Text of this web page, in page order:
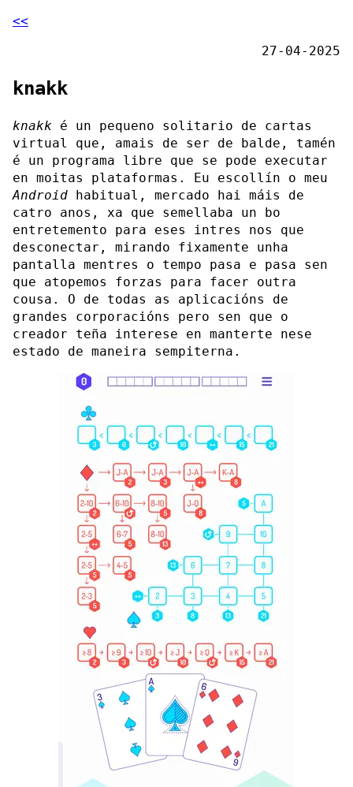
<<
27-04-2025
knakk
knakk é un pequeno solitario de cartas
virtual que, amais de ser de balde, tamén
é un programa libre que se pode executar
en moitas plataformas. Eu escollín o meu
Android habitual, mercado hai máis de
catro anos, xa que semellaba un bo
entretemento para eses intres nos que
desconectar, mirando fixamente unha
pantalla mentres o tempo pasa e pasa sen
que atopemos forzas para facer outra
cousa. O de todas as aplicacións de
grandes corporacións pero sen que o
creador teña interese en manterte nese
estado de maneira sempiterna.